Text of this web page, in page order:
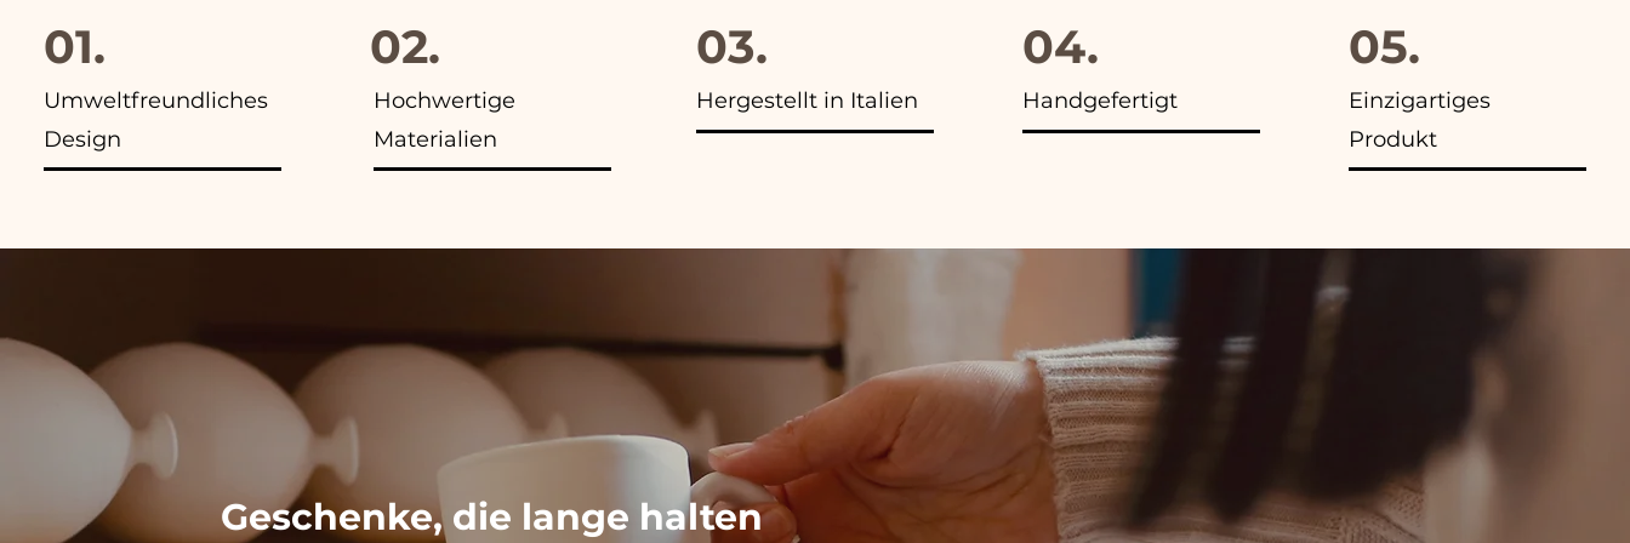
01.
Umweltfreundliches
Design
02.
Hochwertige
Materialien
03.
Hergestellt in Italien
04.
Handgefertigt
05.
Einzigartiges
Produkt
Geschenke, die lange halten